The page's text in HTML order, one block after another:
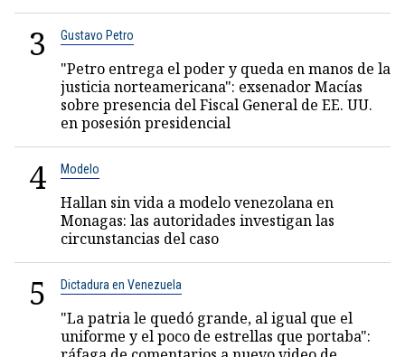
3 Gustavo Petro
"Petro entrega el poder y queda en manos de la
justicia norteamericana": exsenador Macías
sobre presencia del Fiscal General de EE. UU.
en posesión presidencial
4 Modelo
Hallan sin vida a modelo venezolana en
Monagas: las autoridades investigan las
circunstancias del caso
5 Dictadura en Venezuela
"La patria le quedó grande, al igual que el
uniforme y el poco de estrellas que portaba":